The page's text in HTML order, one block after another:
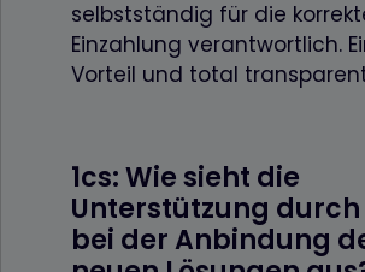
selbstständig für die
Einzahlung verantwortlich.
Vorteil und total
1cs: Wie sieht die
Unterstützung durch
bei der Anbindung